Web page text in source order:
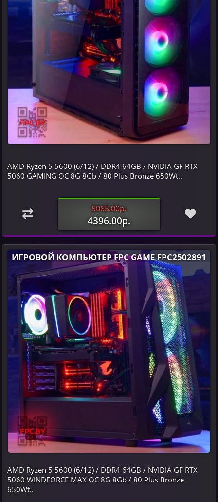
AMD Ryzen 5 5600 (6/12) / DDR4 64GB / NVIDIA GF RTX
5060 GAMING OC 8G 8Gb / 80 Plus Bronze 650Wt..
5065.00р.
4396.00р.
ИГРОВОЙ КОМПЬЮТЕР FPC GAME FPC2502891
AMD Ryzen 5 5600 (6/12) / DDR4 64GB / NVIDIA GF RTX
5060 WINDFORCE MAX OC 8G 8Gb / 80 Plus Bronze
650Wt..